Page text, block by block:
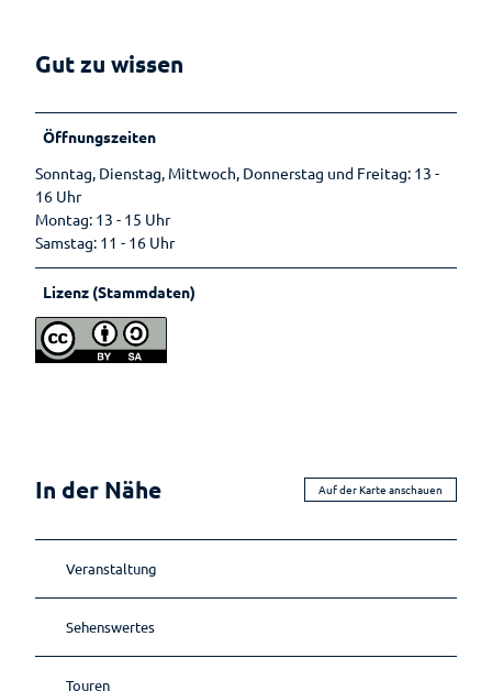
Heilpfla
ng
am Meer
Tourist-
Information
Gut zu wissen
Öffnungszeiten
Sonntag, Dienstag, Mittwoch, Donnerstag und Freitag: 13 -
16 Uhr
Montag: 13 - 15 Uhr
Samstag: 11 - 16 Uhr
Lizenz (Stammdaten)
In der Nähe Auf der Karte anschauen
Veranstaltung
Sehenswertes
Touren